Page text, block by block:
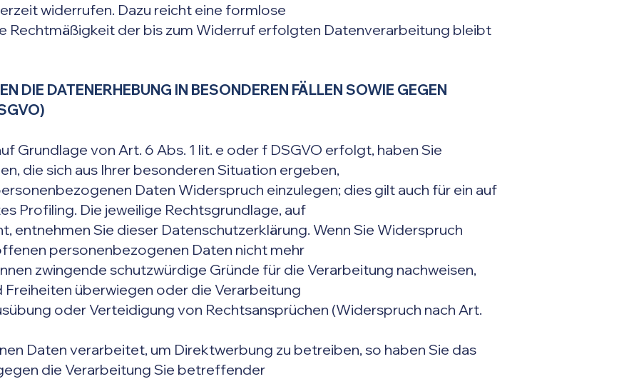
widerrufen. Dazu reicht eine formlose
Rechtmäßigkeit der bis zum Widerruf erfolgten Datenverarbeitung bleibt
DIE DATENERHEBUNG IN BESONDEREN FÄLLEN SOWIE GEGEN
Grundlage von Art. 6 Abs. 1 lit. e oder f DSGVO erfolgt, haben Sie
die sich aus Ihrer besonderen Situation ergeben,
Daten Widerspruch einzulegen; dies gilt auch für ein auf
Profiling. Die jeweilige Rechtsgrundlage, auf
entnehmen Sie dieser Datenschutzerklärung. Wenn Sie Widerspruch
personenbezogenen Daten nicht mehr
zwingende schutzwürdige Gründe für die Verarbeitung nachweisen,
Freiheiten überwiegen oder die Verarbeitung
oder Verteidigung von Rechtsansprüchen (Widerspruch nach Art.
Daten verarbeitet, um Direktwerbung zu betreiben, so haben Sie das
die Verarbeitung Sie betreffender